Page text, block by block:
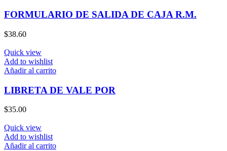
FORMULARIO DE SALIDA DE CAJA R.M.
$38.60
Quick view
Add to wishlist
Añadir al carrito
LIBRETA DE VALE POR
$35.00
Quick view
Add to wishlist
Añadir al carrito